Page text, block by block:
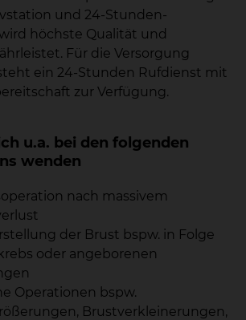
und 24-Stunden-
höchste Qualität und
Für die Versorgung
ein 24-Stunden Rufdienst mit
zur Verfügung.
u.a. bei den folgenden
wenden
nach massivem
der Brust bspw. in Folge
oder angeborenen
Operationen bspw.
Brustverkleinerungen,